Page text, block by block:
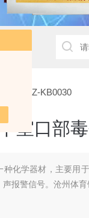
警器CZ-KB0030
室口部
种化学器材，主要用
报警信号。沧州体